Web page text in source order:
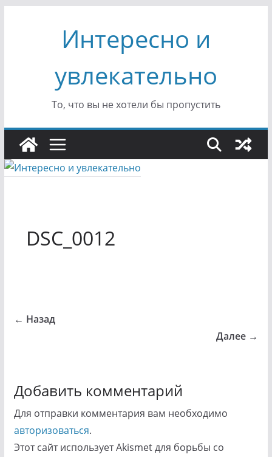
содержимомуИнтересно и
увлекательно
То, что вы не хотели бы пропустить
DSC_0012
← Назад
Далее →
Добавить комментарий
Для отправки комментария вам необходимо
авторизоваться.
Этот сайт использует Akismet для борьбы со